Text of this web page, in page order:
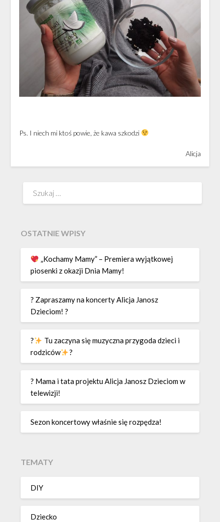
Ps. I niech mi ktoś powie, że kawa szkodzi
Alicja
OSTATNIE WPISY
„Kochamy Mamy” – Premiera wyjątkowej
piosenki z okazji Dnia Mamy!
? Zapraszamy na koncerty Alicja Janosz
Dzieciom! ?
?
Tu zaczyna się muzyczna przygoda dzieci i
rodziców
?
? Mama i tata projektu Alicja Janosz Dzieciom w
telewizji!
Sezon koncertowy właśnie się rozpędza!
TEMATY
DIY
Dziecko